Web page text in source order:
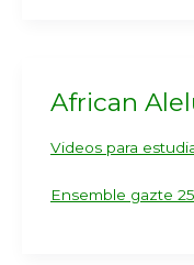
African
Videos para
Ensemble gazte